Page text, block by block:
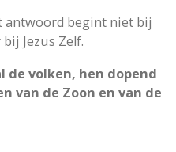
antwoord begint niet bij
Jezus Zelf.
de volken, hen dopend
van de Zoon en van de